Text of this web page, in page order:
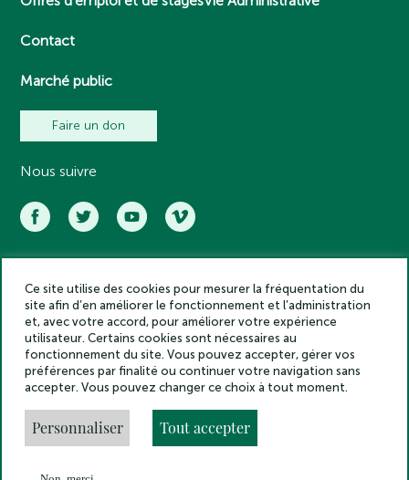
Contact
Marché public
Faire un don
Nous suivre
Académie des inscriptions et belles lettres – Tous droits réservés
2025
Politique de confidentialité
Mentions légales
Crédits
Gestion des cookies
Made by
Ce site utilise des cookies pour mesurer la fréquentation du
site afin d’en améliorer le fonctionnement et l’administration
et, avec votre accord, pour améliorer votre expérience
utilisateur. Certains cookies sont nécessaires au
fonctionnement du site. Vous pouvez accepter, gérer vos
préférences par finalité ou continuer votre navigation sans
accepter. Vous pouvez changer ce choix à tout moment.
Personnaliser Tout accepter